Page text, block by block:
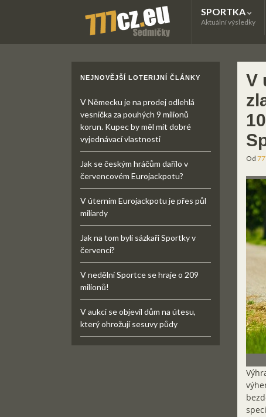
SPORTKA
Aktuální výsledky
V
Od
NEJNOVĚJŠÍ LOTERIJNÍ ČLÁNKY
V Německu je na prodej odlehlá
vesnička za pouhých 9 milionů
korun. Kupec by měl mít dobré
vyjednávací vlastnosti
Jak se českým hráčům dařilo v
červencovém Eurojackpotu?
V úterním Eurojackpotu je přes půl
miliardy
Jak na tom byli sázkaři Sportky v
červenci?
V nedělní Sportce se hraje o 209
milionů!
V aukci se objevil dům na útesu,
který ohrožují sesuvy půdy